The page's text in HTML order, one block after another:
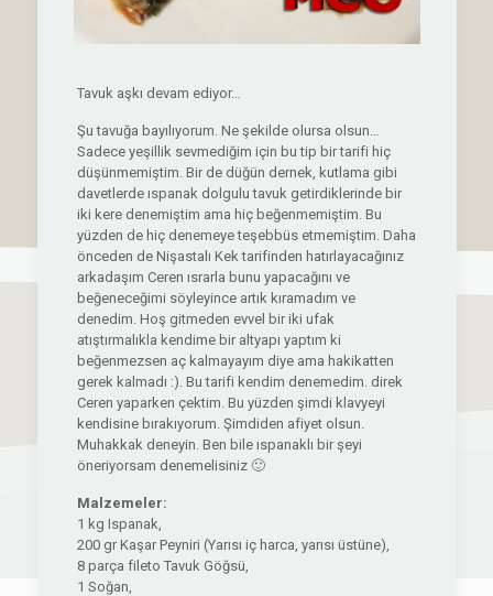
Tavuk aşkı devam ediyor…
Şu tavuğa bayılıyorum. Ne şekilde olursa olsun…
Sadece yeşillik sevmediğim için bu tip bir tarifi hiç
düşünmemiştim. Bir de düğün dernek, kutlama gibi
davetlerde ıspanak dolgulu tavuk getirdiklerinde bir
iki kere denemiştim ama hiç beğenmemiştim. Bu
yüzden de hiç denemeye teşebbüs etmemiştim. Daha
önceden de Nişastalı Kek tarifinden hatırlayacağınız
arkadaşım Ceren ısrarla bunu yapacağını ve
beğeneceğimi söyleyince artık kıramadım ve
denedim. Hoş gitmeden evvel bir iki ufak
atıştırmalıkla kendime bir altyapı yaptım ki
beğenmezsen aç kalmayayım diye ama hakikatten
gerek kalmadı :). Bu tarifi kendim denemedim. direk
Ceren yaparken çektim. Bu yüzden şimdi klavyeyi
kendisine bırakıyorum. Şimdiden afiyet olsun.
Muhakkak deneyin. Ben bile ıspanaklı bir şeyi
öneriyorsam denemelisiniz 🙂
Malzemeler:
1 kg Ispanak,
200 gr Kaşar Peyniri (Yarısı iç harca, yarısı üstüne),
8 parça fileto Tavuk Göğsü,
1 Soğan,